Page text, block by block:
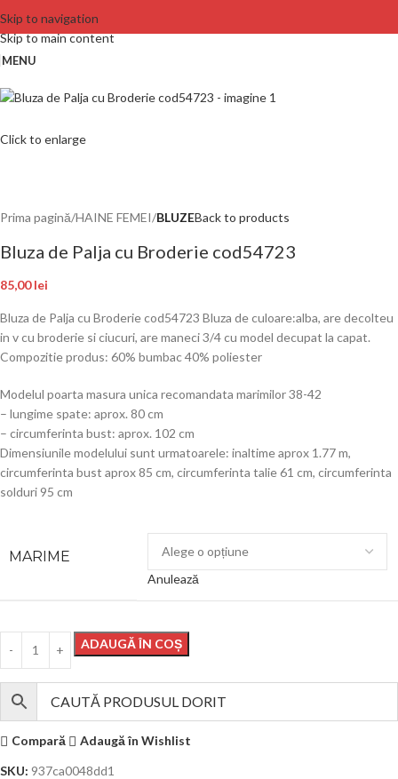
Skip to navigation
Skip to main content
MENU
Click to enlarge
Prima pagină HAINE FEMEI BLUZEBack to products
Bluza de Palja cu Broderie cod54723
85,00lei
Bluza de Palja cu Broderie cod54723 Bluza de culoare:alba, are decolteu
in v cu broderie si ciucuri, are maneci 3/4 cu model decupat la capat.
Compozitie produs: 60% bumbac 40% poliester
Modelul poarta masura unica recomandata marimilor 38-42
– lungime spate: aprox. 80 cm
– circumferinta bust: aprox. 102 cm
Dimensiunile modelului sunt urmatoarele: inaltime aprox 1.77 m,
circumferinta bust aprox 85 cm, circumferinta talie 61 cm, circumferinta
solduri 95 cm
MARIME
Anulează
ADAUGĂ ÎN COȘ
Compară
Adaugă în Wishlist
SKU: 937ca0048dd1